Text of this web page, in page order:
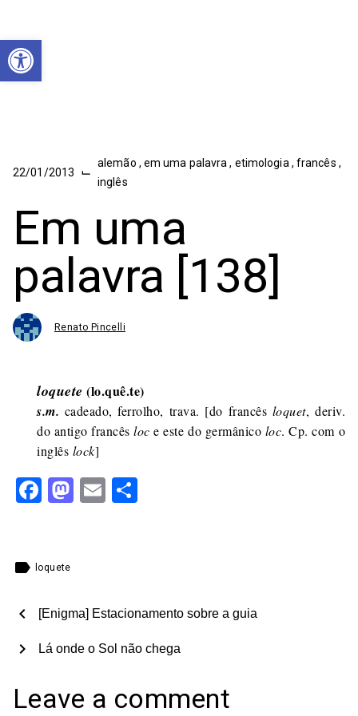
Abrir a barra de ferramentas
22/01/2013 ⌙
alemão , em uma palavra, etimologia , francês ,
inglês
Em uma
palavra [138]
Renato Pincelli
loquete (lo.quê.te)
s.m. cadeado, ferrolho, trava. [do francês loquet, deriv.
do antigo francêsloc e este do germânico loc. Cp. com o
inglês lock]
Facebook
Mastodon
Email
label loquete
chevron_left [Enigma] Estacionamento sobre a guia
Lá onde o Sol não chega
chevron_right
Leave a comment